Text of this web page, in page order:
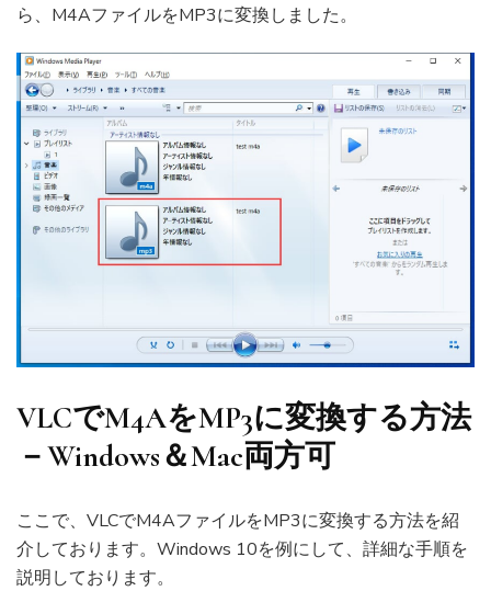
ら、M4AファイルをMP3に変換しました。
VLCでM4AをMP3に変換する方法
－Windows＆Mac両方可
ここで、VLCでM4AファイルをMP3に変換する方法を紹
介しております。Windows 10を例にして、詳細な手順を
説明しております。